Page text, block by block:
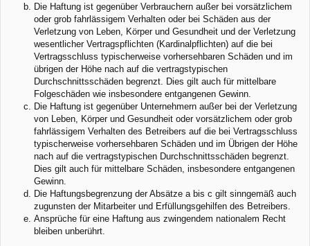
Die Haftung ist gegenüber Verbrauchern außer bei vorsätzlichem
oder grob fahrlässigem Verhalten oder bei Schäden aus der
Verletzung von Leben, Körper und Gesundheit und der Verletzung
wesentlicher Vertragspflichten (Kardinalpflichten) auf die bei
Vertragsschluss typischerweise vorhersehbaren Schäden und im
übrigen der Höhe nach auf die vertragstypischen
Durchschnittsschäden begrenzt. Dies gilt auch für mittelbare
Folgeschäden wie insbesondere entgangenen Gewinn.
Die Haftung ist gegenüber Unternehmern außer bei der Verletzung
von Leben, Körper und Gesundheit oder vorsätzlichem oder grob
fahrlässigem Verhalten des Betreibers auf die bei Vertragsschluss
typischerweise vorhersehbaren Schäden und im Übrigen der Höhe
nach auf die vertragstypischen Durchschnittsschäden begrenzt.
Dies gilt auch für mittelbare Schäden, insbesondere entgangenen
Gewinn.
Die Haftungsbegrenzung der Absätze a bis c gilt sinngemäß auch
zugunsten der Mitarbeiter und Erfüllungsgehilfen des Betreibers.
Ansprüche für eine Haftung aus zwingendem nationalem Recht
bleiben unberührt.